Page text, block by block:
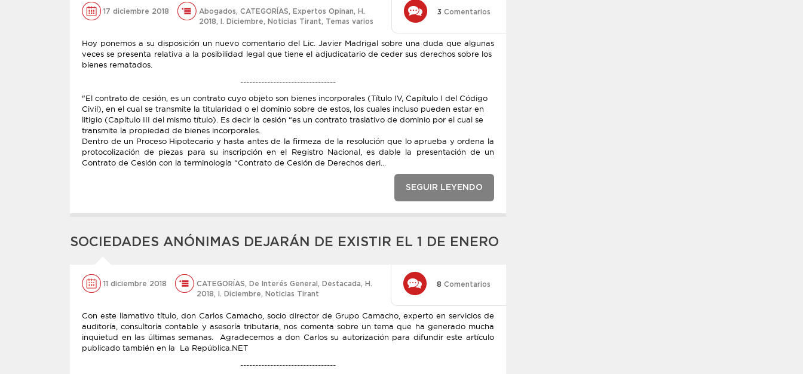
17 diciembre 2018 Abogados, CATEGORÍAS, Expertos Opinan, H.
2018, l. Diciembre, Noticias Tirant, Temas varios
3 Comentarios
Hoy ponemos a su disposición un nuevo comentario del Lic. Javier Madrigal sobre una duda que algunas
veces se presenta relativa a la posibilidad legal que tiene el adjudicatario de ceder sus derechos sobre los
bienes rematados.
--------------------------------
"El contrato de cesión, es un contrato cuyo objeto son bienes incorporales (Título IV, Capítulo I del Código
Civil), en el cual se transmite la titularidad o el dominio sobre de estos, los cuales incluso pueden estar en
litigio (Capítulo III del mismo título). Es decir la cesión “es un contrato traslativo de dominio por el cual se
transmite la propiedad de bienes incorporales.
Dentro de un Proceso Hipotecario y hasta antes de la firmeza de la resolución que lo aprueba y ordena la
protocolización de piezas para su inscripción en el Registro Nacional, es dable la presentación de un
Contrato de Cesión con la terminología “Contrato de Cesión de Derechos deri...
SEGUIR LEYENDO
SOCIEDADES ANÓNIMAS DEJARÁN DE EXISTIR EL 1 DE ENERO
11 diciembre 2018 CATEGORÍAS, De Interés General , Destacada, H.
2018, l. Diciembre, Noticias Tirant
8 Comentarios
Con este llamativo título, don Carlos Camacho, socio director de Grupo Camacho, experto en servicios de
auditoría, consultoría contable y asesoría tributaria, nos comenta sobre un tema que ha generado mucha
inquietud en las últimas semanas. Agradecemos a don Carlos su autorización para difundir este artículo
publicado también en la La República.NET
--------------------------------